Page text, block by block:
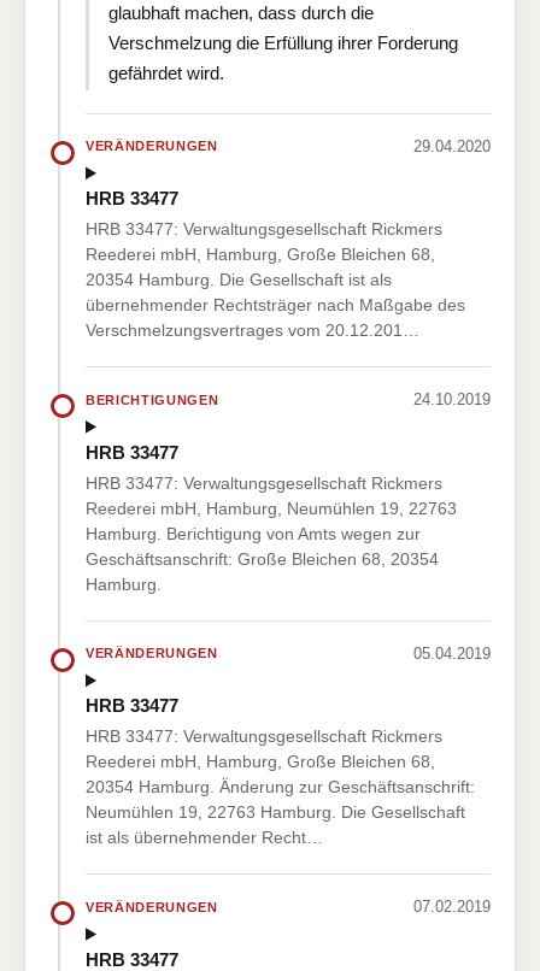
glaubhaft machen, dass durch die
Verschmelzung die Erfüllung ihrer Forderung
gefährdet wird.
VERÄNDERUNGEN 29.04.2020
HRB 33477
HRB 33477: Verwaltungsgesellschaft Rickmers
Reederei mbH, Hamburg, Große Bleichen 68,
20354 Hamburg. Die Gesellschaft ist als
übernehmender Rechtsträger nach Maßgabe des
Verschmelzungsvertrages vom 20.12.201…
BERICHTIGUNGEN 24.10.2019
HRB 33477
HRB 33477: Verwaltungsgesellschaft Rickmers
Reederei mbH, Hamburg, Neumühlen 19, 22763
Hamburg. Berichtigung von Amts wegen zur
Geschäftsanschrift: Große Bleichen 68, 20354
Hamburg.
VERÄNDERUNGEN 05.04.2019
HRB 33477
HRB 33477: Verwaltungsgesellschaft Rickmers
Reederei mbH, Hamburg, Große Bleichen 68,
20354 Hamburg. Änderung zur Geschäftsanschrift:
Neumühlen 19, 22763 Hamburg. Die Gesellschaft
ist als übernehmender Recht…
VERÄNDERUNGEN 07.02.2019
HRB 33477